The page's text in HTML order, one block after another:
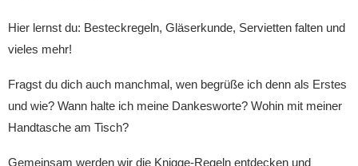
Hier lernst du: Besteckregeln, Gläserkunde, Servietten falten und
vieles mehr!
Fragst du dich auch manchmal, wen begrüße ich denn als Erstes
und wie? Wann halte ich meine Dankesworte? Wohin mit meiner
Handtasche am Tisch?
Gemeinsam werden wir die Knigge-Regeln entdecken und